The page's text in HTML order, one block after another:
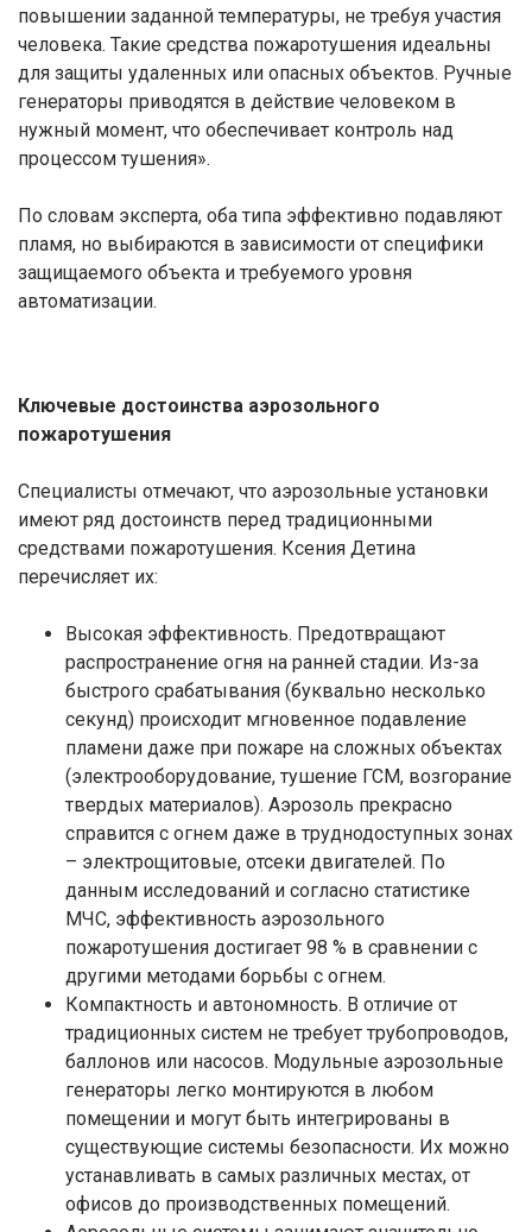
повышении заданной температуры, не требуя участия
человека. Такие средства пожаротушения идеальны
для защиты удаленных или опасных объектов. Ручные
генераторы приводятся в действие человеком в
нужный момент, что обеспечивает контроль над
процессом тушения».
По словам эксперта, оба типа эффективно подавляют
пламя, но выбираются в зависимости от специфики
защищаемого объекта и требуемого уровня
автоматизации.
Ключевые достоинства аэрозольного
пожаротушения
Специалисты отмечают, что аэрозольные установки
имеют ряд достоинств перед традиционными
средствами пожаротушения. Ксения Детина
перечисляет их:
Высокая эффективность. Предотвращают
распространение огня на ранней стадии. Из-за
быстрого срабатывания (буквально несколько
секунд) происходит мгновенное подавление
пламени даже при пожаре на сложных объектах
(электрооборудование, тушение ГСМ, возгорание
твердых материалов). Аэрозоль прекрасно
справится с огнем даже в труднодоступных зонах
– электрощитовые, отсеки двигателей. По
данным исследований и согласно статистике
МЧС, эффективность аэрозольного
пожаротушения достигает 98 % в сравнении с
другими методами борьбы с огнем.
Компактность и автономность. В отличие от
традиционных систем не требует трубопроводов,
баллонов или насосов. Модульные аэрозольные
генераторы легко монтируются в любом
помещении и могут быть интегрированы в
существующие системы безопасности. Их можно
устанавливать в самых различных местах, от
офисов до производственных помещений.